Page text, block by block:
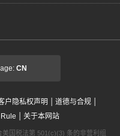
CN
户隐私权声明 | 道德与合规 |
| 关于本网站
国税法第 501(c)(3) 条的非营利组